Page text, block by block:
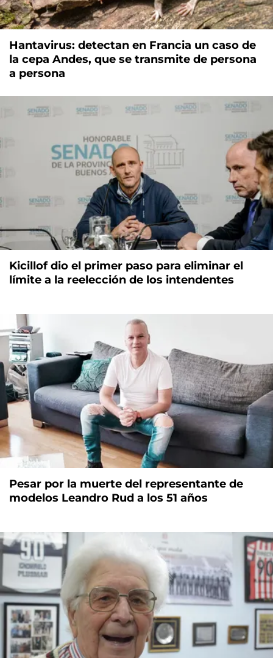
Hantavirus: detectan en Francia un caso de
la cepa Andes, que se transmite de persona
a persona
Kicillof dio el primer paso para eliminar el
límite a la reelección de los intendentes
Pesar por la muerte del representante de
modelos Leandro Rud a los 51 años